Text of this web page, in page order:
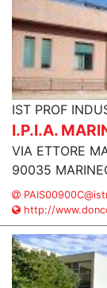
IST PROF
I.P.I.A.
VIA ETTORE
90035
http://